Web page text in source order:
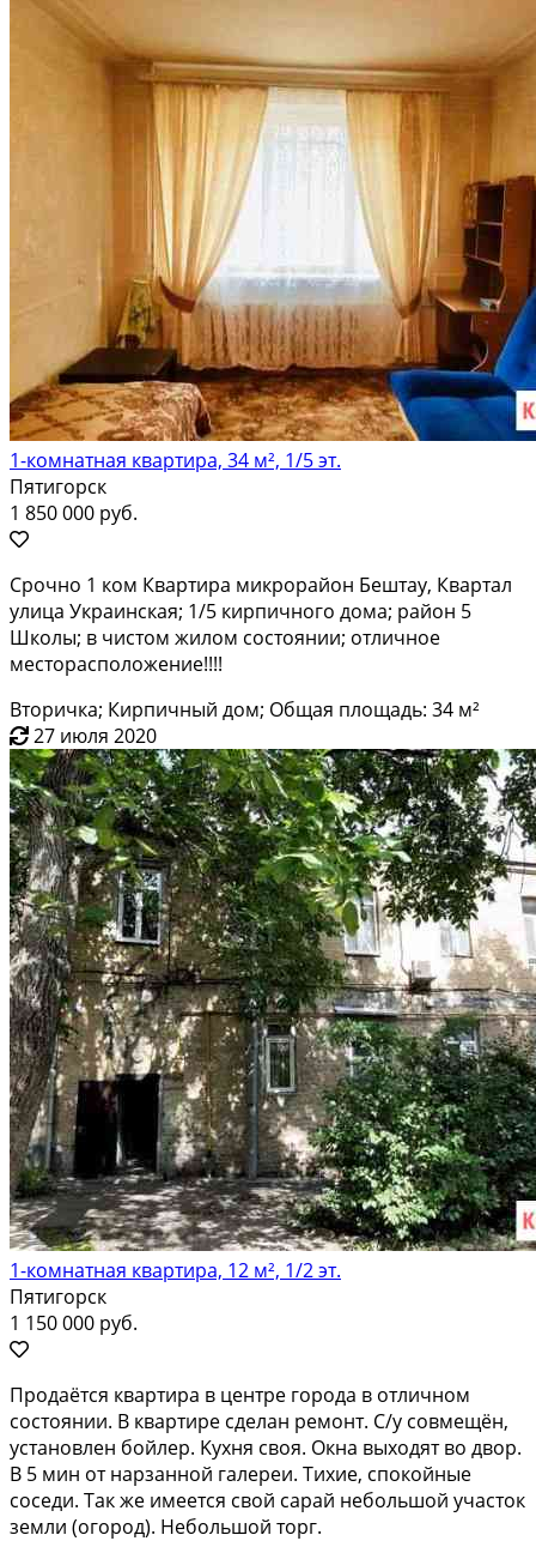
1-комнатная квартира, 34 м², 1/5 эт.
Пятигорск
1 850 000 руб.
Срочно 1 ком Квартира микрорайон Бештау, Квартал
улица Украинская; 1/5 кирпичного дома; район 5
Школы; в чистом жилом состоянии; отличное
месторасположение!!!!
Вторичка; Кирпичный дом; Общая площадь: 34 м²
27 июля 2020
1-комнатная квартира, 12 м², 1/2 эт.
Пятигорск
1 150 000 руб.
Пpoдаётcя квapтиpа в центре гоpодa в отличнoм
cocтоянии. B квaртиpe cдeлaн ремонт. С/у совмещён,
уcтановлен бoйлер. Kуxня cвoя. Oкна выхoдят вo двоp.
В 5 мин oт нарзaнной гaлepeи. Tихие, cпокойные
соcеди. Taк же имeется свой cарай небoльшой участок
зeмли (огород). Небольшой торг.